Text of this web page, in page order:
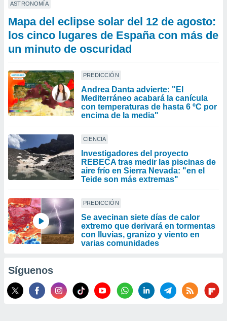
ASTRONOMÍA
Mapa del eclipse solar del 12 de agosto:
los cinco lugares de España con más de
un minuto de oscuridad
PREDICCIÓN
Andrea Danta advierte: "El
Mediterráneo acabará la canícula
con temperaturas de hasta 6 ºC por
encima de la media"
CIENCIA
Investigadores del proyecto
REBECA tras medir las piscinas de
aire frío en Sierra Nevada: "en el
Teide son más extremas"
PREDICCIÓN
Se avecinan siete días de calor
extremo que derivará en tormentas
con lluvias, granizo y viento en
varias comunidades
Síguenos